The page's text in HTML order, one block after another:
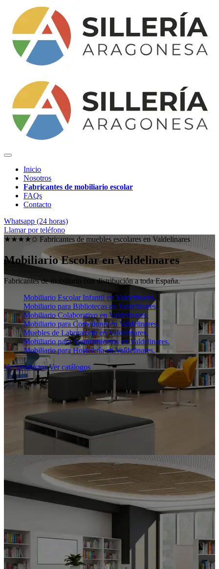
Inicio
Nosotros
Fabricantes de mobiliario escolar
FAQs
Contacto
Whatsapp (24 horas)
Llamar por teléfono
★★★★✩ Fabricantes de muebles escolares en Valdelinares
Mobiliario Escolar enValdelinares
Fabricantes de mobiliario con distribución a toda España.
Mobiliario Escolar Infantil en Valdelinares.
Mobiliario para Bibliotecas en Valdelinares.
Mobiliario Colaborativo en Valdelinares.
Mobiliario para Comedores en Valdelinares.
Muebles de Laboratorio en Valdelinares.
Mobiliario para Ayuntamientos en Valdelinares.
Mobiliario para Hostelería en Valdelinares.
Ver productos Ver catálogos